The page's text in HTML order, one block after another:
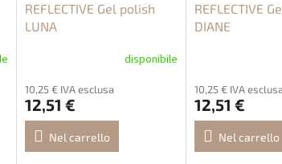
REFLECTIVE Gel polish
LUNA
disponibile
10,25 € IVA esclusa
12,51 €
Nel carrello
REFLECTIVE
DIANE
10,25 € IVA
12,51 €
Nel carrello